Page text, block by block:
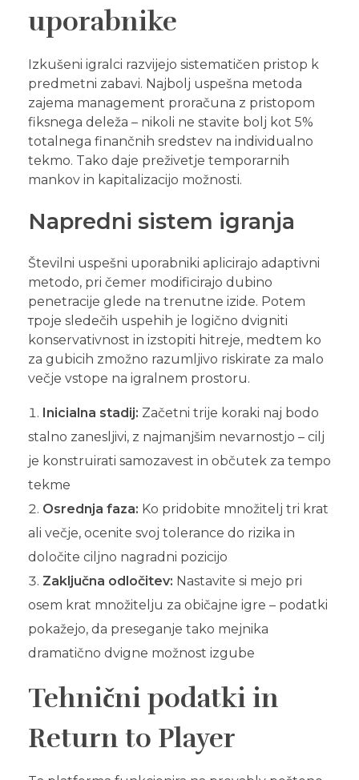
uporabnike
Izkušeni igralci razvijejo sistematičen pristop k
predmetni zabavi. Najbolj uspešna metoda
zajema management proračuna z pristopom
fiksnega deleža – nikoli ne stavite bolj kot 5%
totalnega finančnih sredstev na individualno
tekmo. Tako daje preživetje temporarnih
mankov in kapitalizacijo možnosti.
Napredni sistem igranja
Številni uspešni uporabniki aplicirajo adaptivni
metodo, pri čemer modificirajo dubino
penetracije glede na trenutne izide. Potem
троје sledečih uspehih je logično dvigniti
konservativnost in izstopiti hitreje, medtem ko
za gubicih zmožno razumljivo riskirate za malo
večje vstope na igralnem prostoru.
Inicialna stadij: Začetni trije koraki naj bodo
stalno zanesljivi, z najmanjšim nevarnostjo – cilj
je konstruirati samozavest in občutek za tempo
tekme
Osrednja faza: Ko pridobite množitelj tri krat
ali večje, ocenite svoj tolerance do rizika in
določite ciljno nagradni pozicijo
Zaključna odločitev: Nastavite si mejo pri
osem krat množitelju za običajne igre – podatki
pokažejo, da preseganje tako mejnika
dramatično dvigne možnost izgube
Tehnični podatki in
Return to Player